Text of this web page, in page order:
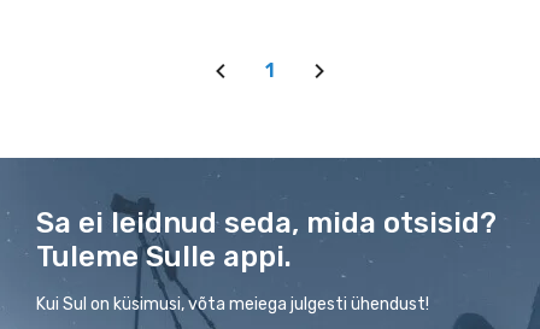
1
Sa ei leidnud seda, mida otsisid?
Tuleme Sulle appi.
Kui Sul on küsimusi, võta meiega julgesti ühendust!